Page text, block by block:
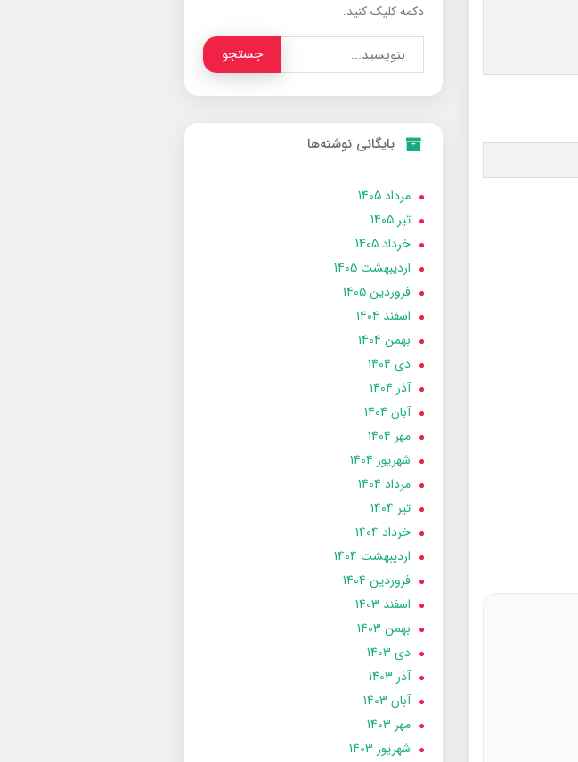
دکمه کلیک کنید.
جستجو
بایگانی نوشته‌ها
مرداد 1405
تير 1405
خرداد 1405
ارديبهشت 1405
فروردین 1405
اسفند 1404
بهمن 1404
دی 1404
آذر 1404
آبان 1404
مهر 1404
شهریور 1404
مرداد 1404
تير 1404
خرداد 1404
ارديبهشت 1404
فروردین 1404
اسفند 1403
بهمن 1403
دی 1403
آذر 1403
آبان 1403
مهر 1403
شهریور 1403